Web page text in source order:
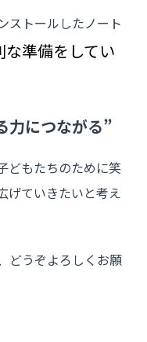
ストールしたノート
準備をしてい
力につながる”
どもたちのために笑
げていきたいと考え
どうぞよろしくお願